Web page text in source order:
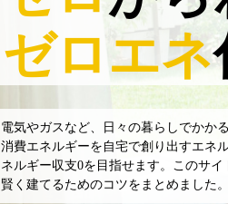
ゼロエネ
電気やガスなど、日々の暮らしでかか
消費エネルギーを自宅で創り出すエネ
ネルギー収支0を目指せます。このサ
賢く建てるためのコツをまとめました。